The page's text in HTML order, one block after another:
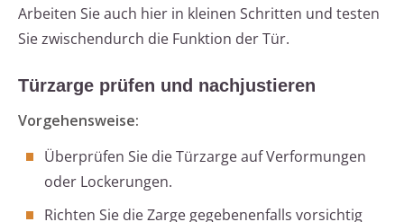
Arbeiten Sie auch hier in kleinen Schritten und testen
Sie zwischendurch die Funktion der Tür.
Türzarge prüfen und nachjustieren
Vorgehensweise:
Überprüfen Sie die Türzarge auf Verformungen
oder Lockerungen.
Richten Sie die Zarge gegebenenfalls vorsichtig